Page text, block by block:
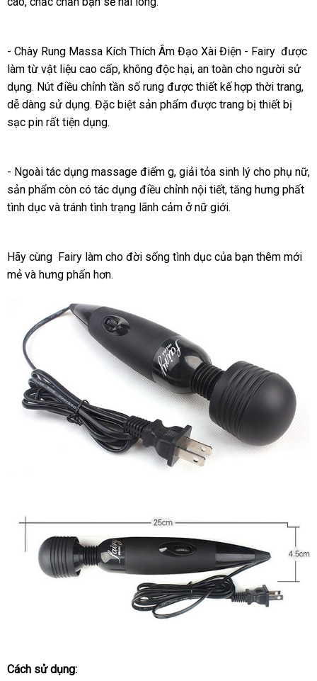
- Chày Rung Massa Kích Thích Âm Đạo Xài Điện - Fairy an
toàn
được
làm từ vật liệu cao cấpxách
tay
, không độc hạithống
kê
, an toàn cho người sử
dụngxuất
xứ
. Nút điều chỉnh tần số rung nổi
tiếng
được thiết kế hợp thời trangở,
dễ dàng sử dụngnơi
nào
. dễ
dàng
Đặc biệt sản phẩm hàng
được trang bị thiết bị
sạc pin shopee
rất tiện dụng.
- Ngoài tác dụng massage điểm gtiết
kiệm
, giải tỏa sinh lý cho phụ nữ,
sản phẩm còn có tác dụng điều chỉnh nội tiếttiki
, tăng hưng phất
tình dục Úc
và tránh tình trạng lãnh cảm ở nữ giới.
Hãy cùng Fairy làm cho đời sống tình dục địa
của bạn thêm mới
mẻ ở
tín
và hưng phấn hơn.
Cách sử dụng: